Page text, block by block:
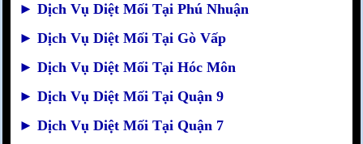
► Dịch Vụ Diệt Mối Tại Phú Nhuận
► Dịch Vụ Diệt Mối Tại Gò Vấp
► Dịch Vụ Diệt Mối Tại Hóc Môn
► Dịch Vụ Diệt Mối Tại Quận 9
► Dịch Vụ Diệt Mối Tại Quận 7